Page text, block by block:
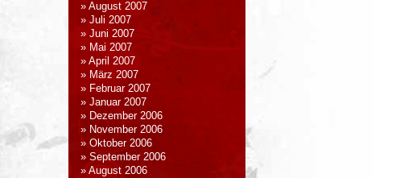
August 2007
Juli 2007
Juni 2007
Mai 2007
April 2007
März 2007
Februar 2007
Januar 2007
Dezember 2006
November 2006
Oktober 2006
September 2006
August 2006